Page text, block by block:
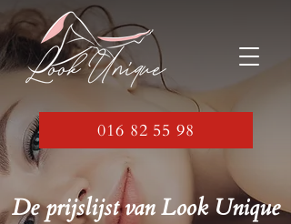
016 82 55 98
De prijslijst van Look Unique